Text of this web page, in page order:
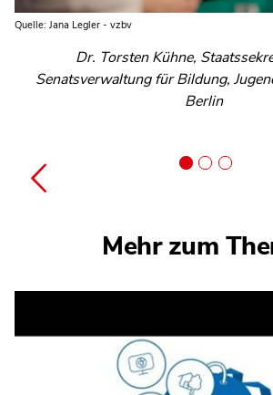
Quelle: Jana Legler - vzbv
Dr. Torsten Kühne,
Senatsverwaltung für Bildung,
Berlin
Dr. Anja Bonfig,
der Pädagogischen Hochschule
Stefan Prochnow, Studiendirektor
Landesschule Hanau
Mehr zum